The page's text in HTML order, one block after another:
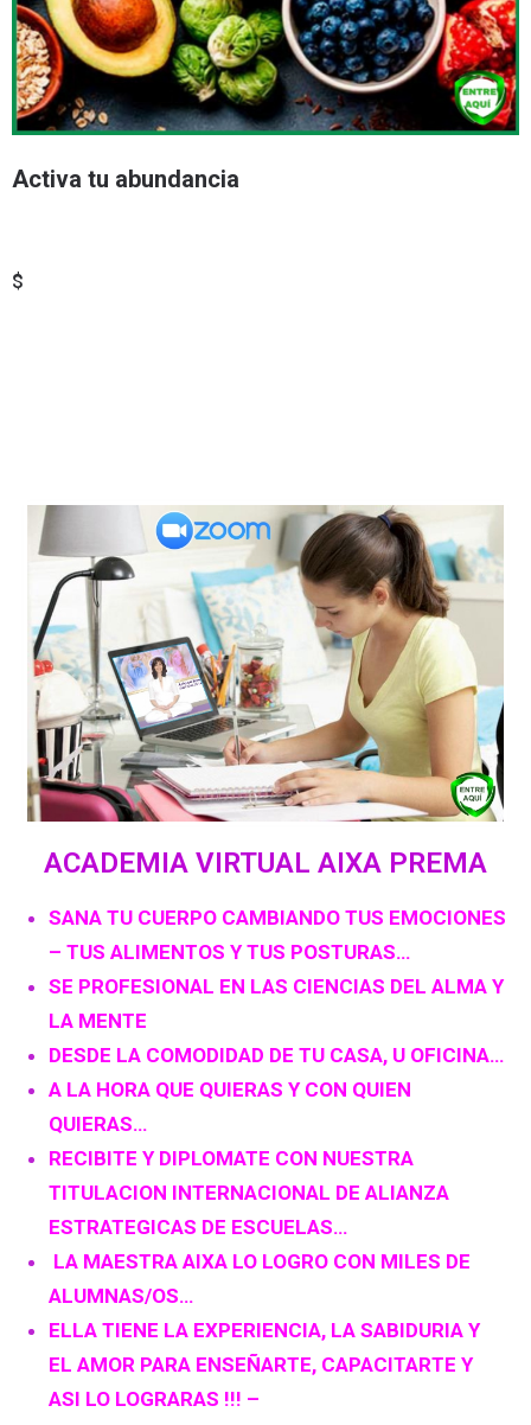
Activa tu abundancia
$
ACADEMIA VIRTUAL AIXA PREMA
SANA TU CUERPO CAMBIANDO TUS EMOCIONES
– TUS ALIMENTOS Y TUS POSTURAS…
SE PROFESIONAL EN LAS CIENCIAS DEL ALMA Y
LA MENTE
DESDE LA COMODIDAD DE TU CASA, U OFICINA…
A LA HORA QUE QUIERAS Y CON QUIEN
QUIERAS…
RECIBITE Y DIPLOMATE CON NUESTRA
TITULACION INTERNACIONAL DE ALIANZA
ESTRATEGICAS DE ESCUELAS…
LA MAESTRA AIXA LO LOGRO CON MILES DE
ALUMNAS/OS…
ELLA TIENE LA EXPERIENCIA, LA SABIDURIA Y
EL AMOR PARA ENSEÑARTE, CAPACITARTE Y
ASI LO LOGRARAS !!! –